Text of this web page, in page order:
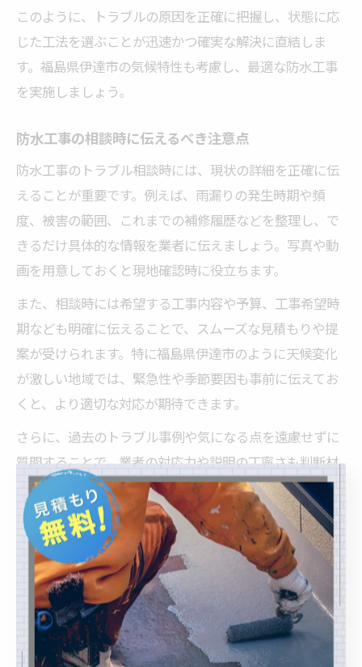
このように、トラブルの原因を正確に把握し、状態に応
じた工法を選ぶことが迅速かつ確実な解決に直結しま
す。福島県伊達市の気候特性も考慮し、最適な防水工事
を実施しましょう。
防水工事の相談時に伝えるべき注意点
防水工事のトラブル相談時には、現状の詳細を正確に伝
えることが重要です。例えば、雨漏りの発生時期や頻
度、被害の範囲、これまでの補修履歴などを整理し、で
きるだけ具体的な情報を業者に伝えましょう。写真や動
画を用意しておくと現地確認時に役立ちます。
また、相談時には希望する工事内容や予算、工事希望時
期なども明確に伝えることで、スムーズな見積もりや提
案が受けられます。特に福島県伊達市のように天候変化
が激しい地域では、緊急性や季節要因も事前に伝えてお
くと、より適切な対応が期待できます。
さらに、過去のトラブル事例や気になる点を遠慮せずに
質問することで、業者の対応力や説明の丁寧さも判断材
料になります。納得のいく工事を実現するためにも、相
談時の情報共有は徹底しましょう。
雨漏り被害を防ぐ日常点検と対策
法
防水工事で始める日常の簡単点検法